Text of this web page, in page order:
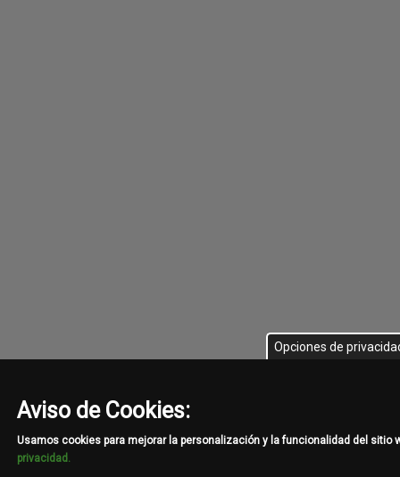
Opciones de
Aviso de Cookies:
Usamos cookies para mejorar la personalización y la funcionalidad del sitio
privacidad.